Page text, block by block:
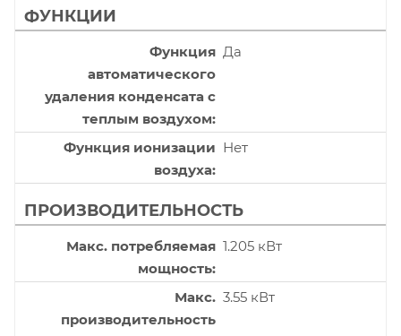
ФУНКЦИИ
Функция
автоматического
удаления конденсата с
теплым воздухом
Да
Функция ионизации
воздуха
Нет
ПРОИЗВОДИТЕЛЬНОСТЬ
Макс. потребляемая
мощность
1.205 кВт
Макс.
производительность
3.55 кВт